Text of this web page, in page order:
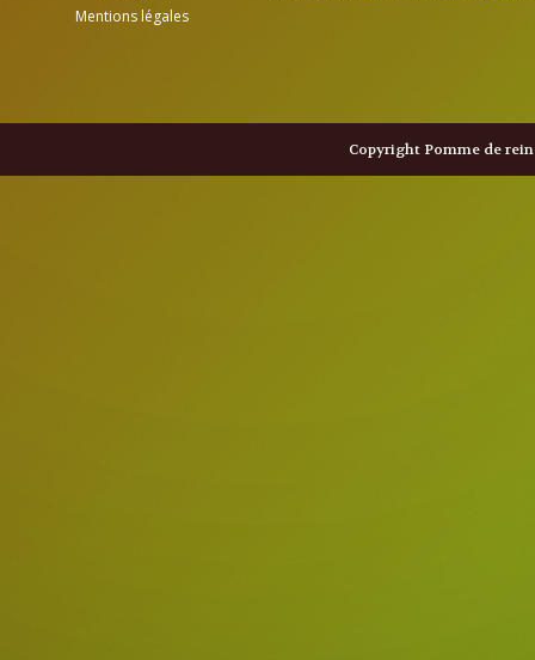
Mentions légales
Copyright Pomme de